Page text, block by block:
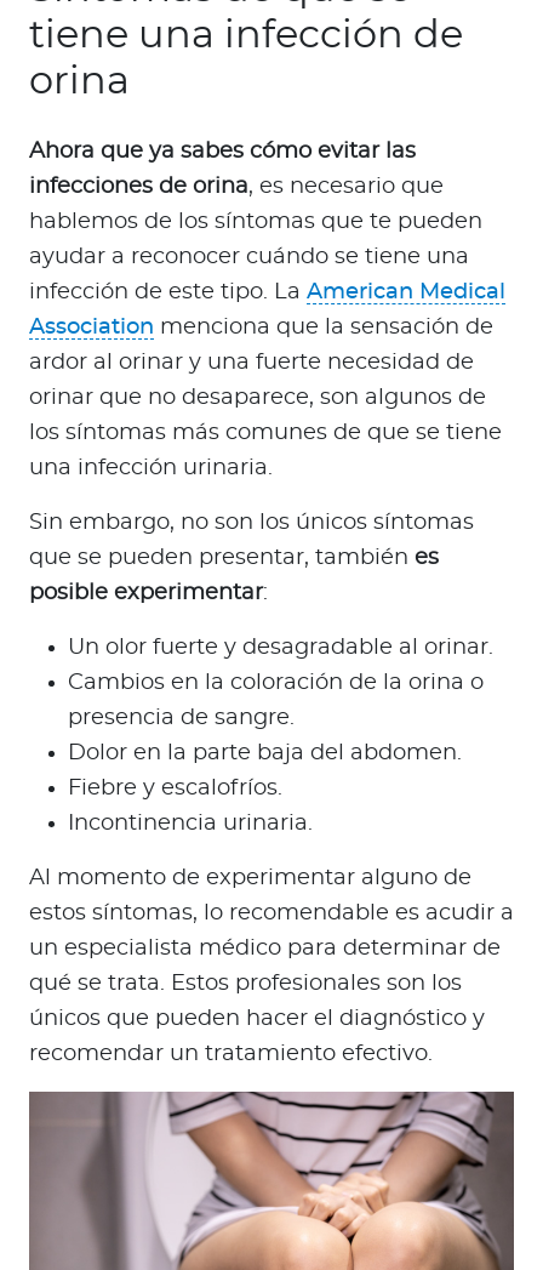
tiene una infección de
orina
Ahora que ya sabes cómo evitar las
infecciones de orina, es necesario que
hablemos de los síntomas que te pueden
ayudar a reconocer cuándo se tiene una
infección de este tipo. La American Medical
Association menciona que la sensación de
ardor al orinar y una fuerte necesidad de
orinar que no desaparece, son algunos de
los síntomas más comunes de que se tiene
una infección urinaria.
Sin embargo, no son los únicos síntomas
que se pueden presentar, también es
posible experimentar:
Un olor fuerte y desagradable al orinar.
Cambios en la coloración de la orina o
presencia de sangre.
Dolor en la parte baja del abdomen.
Fiebre y escalofríos.
Incontinencia urinaria.
Al momento de experimentar alguno de
estos síntomas, lo recomendable es acudir a
un especialista médico para determinar de
qué se trata. Estos profesionales son los
únicos que pueden hacer el diagnóstico y
recomendar un tratamiento efectivo.